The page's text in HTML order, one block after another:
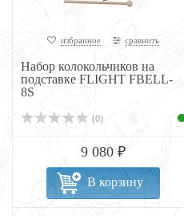
избранное сравнить
Набор колокольчиков на
подставке FLIGHT FBELL-
8S
(0)
9 080 ₽
В корзину